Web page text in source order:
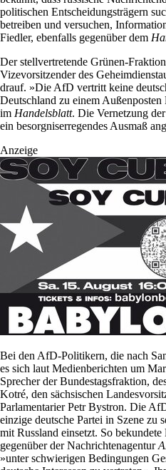
politischen Entscheidungsträgern
betreiben und versuchen,
Fiedler, ebenfalls gegenüber dem
Der stellvertretende Grünen-
Vizevorsitzender des
drauf. »Die AfD vertritt keine
Deutschland zu einem Außenposten
im Handelsblatt. Die Vernetzung
ein besorgniserregendes Ausmaß
Anzeige
Bei den AfD-Politikern, die nach
es sich laut Medienberichten um
Sprecher der Bundestagsfraktion,
Kotré, den sächsischen
Parlamentarier Petr Bystron. Die
einzige deutsche Partei in Szene zu
mit Russland einsetzt. So
gegenüber der Nachrichtenagentur
»unter schwierigen Bedingungen